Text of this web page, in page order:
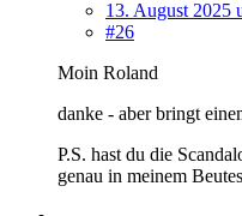
13. August 2025
#26
Moin Roland
danke - aber bringt
P.S. hast du die
genau in meinem